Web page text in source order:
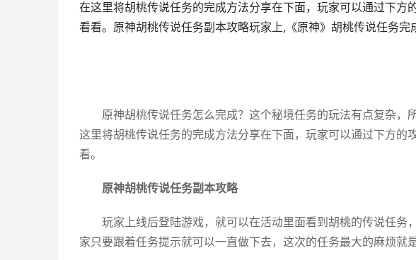
在这里将胡桃传说任务的完成方法分享在下面，玩家可以通过下方
看看。原神胡桃传说任务副本攻略玩家上,《原神》胡桃传说任务
原神胡桃传说任务怎么完成？这个秘境任务的玩法有点复杂，
这里将胡桃传说任务的完成方法分享在下面，玩家可以通过下方的
看。
原神胡桃传说任务副本攻略
玩家上线后登陆游戏，就可以在活动里面看到胡桃的传说任务
家只要跟着任务提示就可以一直做下去，这次的任务最大的麻烦就